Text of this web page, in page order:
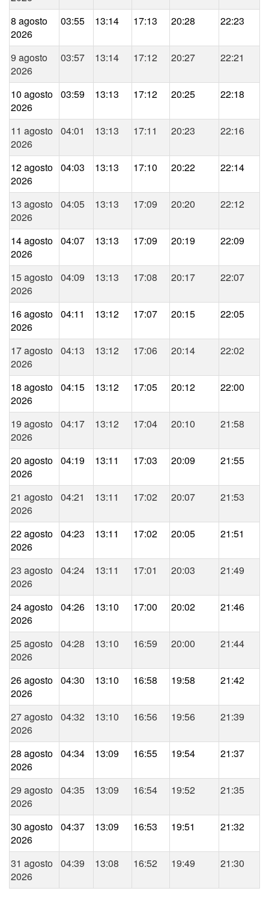
8 agosto
2026
03:55 13:14 17:13 20:28 22:23
9 agosto
2026
03:57 13:14 17:12 20:27 22:21
10 agosto
2026
03:59 13:13 17:12 20:25 22:18
11 agosto
2026
04:01 13:13 17:11 20:23 22:16
12 agosto
2026
04:03 13:13 17:10 20:22 22:14
13 agosto
2026
04:05 13:13 17:09 20:20 22:12
14 agosto
2026
04:07 13:13 17:09 20:19 22:09
15 agosto
2026
04:09 13:13 17:08 20:17 22:07
16 agosto
2026
04:11 13:12 17:07 20:15 22:05
17 agosto
2026
04:13 13:12 17:06 20:14 22:02
18 agosto
2026
04:15 13:12 17:05 20:12 22:00
19 agosto
2026
04:17 13:12 17:04 20:10 21:58
20 agosto
2026
04:19 13:11 17:03 20:09 21:55
21 agosto
2026
04:21 13:11 17:02 20:07 21:53
22 agosto
2026
04:23 13:11 17:02 20:05 21:51
23 agosto
2026
04:24 13:11 17:01 20:03 21:49
24 agosto
2026
04:26 13:10 17:00 20:02 21:46
25 agosto
2026
04:28 13:10 16:59 20:00 21:44
26 agosto
2026
04:30 13:10 16:58 19:58 21:42
27 agosto
2026
04:32 13:10 16:56 19:56 21:39
28 agosto
2026
04:34 13:09 16:55 19:54 21:37
29 agosto
2026
04:35 13:09 16:54 19:52 21:35
30 agosto
2026
04:37 13:09 16:53 19:51 21:32
31 agosto
2026
04:39 13:08 16:52 19:49 21:30